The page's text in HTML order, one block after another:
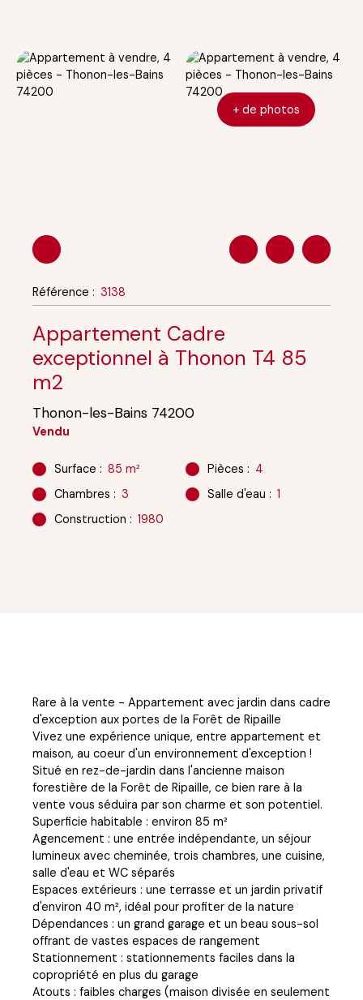
+ de photos
Référence : 3138
Appartement Cadre
exceptionnel à Thonon T4 85
m2
Thonon-les-Bains 74200
Vendu
Surface : 85 m² Pièces : 4
Chambres : 3 Salle d'eau : 1
Construction : 1980
Rare à la vente - Appartement avec jardin dans cadre
d'exception aux portes de la Forêt de Ripaille
Vivez une expérience unique, entre appartement et
maison, au coeur d'un environnement d'exception !
Situé en rez-de-jardin dans l'ancienne maison
forestière de la Forêt de Ripaille, ce bien rare à la
vente vous séduira par son charme et son potentiel.
Superficie habitable : environ 85 m²
Agencement : une entrée indépendante, un séjour
lumineux avec cheminée, trois chambres, une cuisine,
salle d'eau et WC séparés
Espaces extérieurs : une terrasse et un jardin privatif
d'environ 40 m², idéal pour profiter de la nature
Dépendances : un grand garage et un beau sous-sol
offrant de vastes espaces de rangement
Stationnement : stationnements faciles dans la
copropriété en plus du garage
Atouts : faibles charges (maison divisée en seulement